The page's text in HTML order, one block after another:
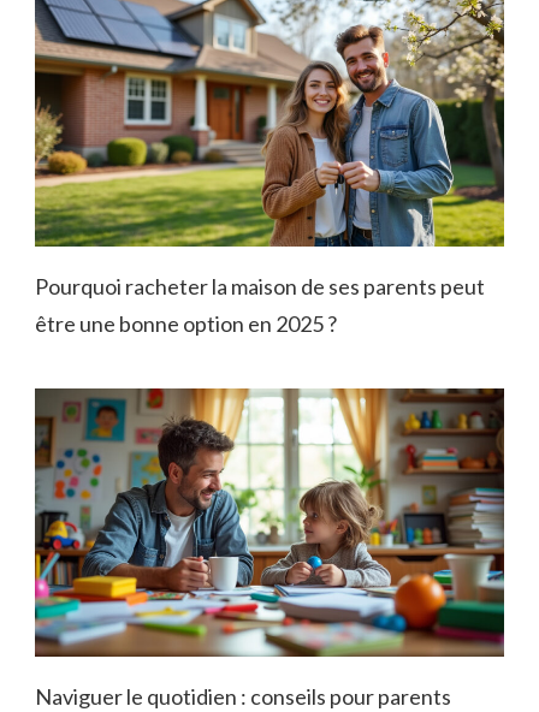
Pourquoi racheter la maison de ses parents peut
être une bonne option en 2025 ?
Naviguer le quotidien : conseils pour parents